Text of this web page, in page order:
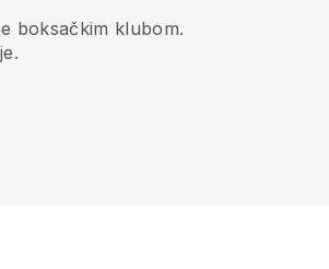
boksačkim klubom.